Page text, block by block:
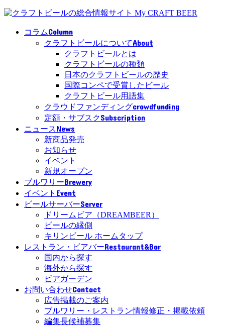
コラムColumn
クラフトビールについてAbout
クラフトビールとは
クラフトビールの種類
日本のクラフトビールの歴史
国際コンペで受賞したビール
クラフトビール用語集
クラウドファンディングcrowdfunding
定額・サブスクSubscription
ニュースNews
新商品発売
お知らせ
イベント
新規オープン
ブルワリーBrewery
イベント Event
ビールサーバーServer
ドリームビア（DREAMBEER）
ビールの縁側
キリンビール ホームタップ
レストラン・ビアバーRestaurant&Bar
国内から探す
海外から探す
ビアガーデン
お問い合わせContact
広告掲載のご案内
ブルワリー・レストラン情報修正・掲載依頼
編集長候補募集